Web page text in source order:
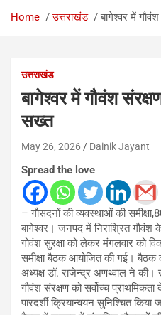
Home उत्तराखंड बागेश्वर में
उत्तराखंड
बागेश्वर में गौवंश
सख्त
May 26, 2026 Dainik Jayant
Spread the love
– गौसदनों की व्यवस्थाओं की
बागेश्वर। जनपद में निराश्रित गौवंश
गोवंश सुरक्षा को लेकर मंगलवार को
समीक्षा बैठक आयोजित की गई। बैठक
अध्यक्ष डॉ. राजेन्द्र अणथ्वाल ने की।
गौवंश संरक्षण को सर्वोच्च
पारदर्शी क्रियान्वयन सुनिश्चित किया